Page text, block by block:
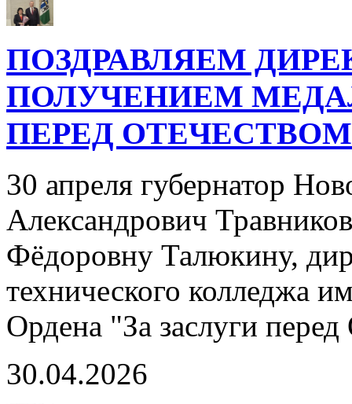
ПОЗДРАВЛЯЕМ
ПОЛУЧЕНИЕМ
ПЕРЕД
30 апреля губернатор
Александрович
Фёдоровну Талюкину,
технического колледжа
Ордена "За заслуги
30.04.2026